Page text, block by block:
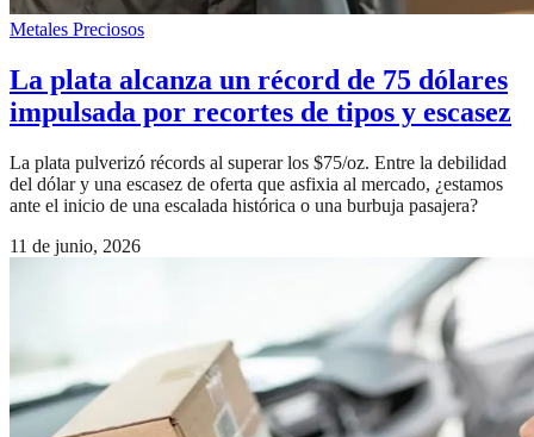
Metales Preciosos
La plata alcanza un récord de 75 dólares
impulsada por recortes de tipos y escasez
La plata pulverizó récords al superar los $75/oz. Entre la debilidad
del dólar y una escasez de oferta que asfixia al mercado, ¿estamos
ante el inicio de una escalada histórica o una burbuja pasajera?
11 de junio, 2026